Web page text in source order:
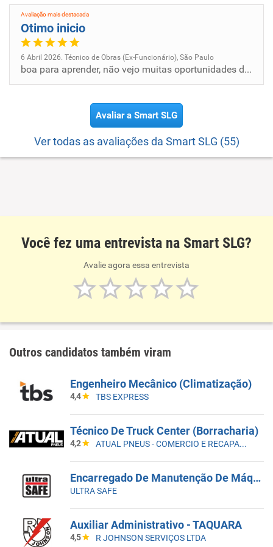
Avaliação mais destacada
Otimo inicio
6 Abril 2026. Técnico de Obras (Ex-Funcionário), São Paulo
boa para aprender, não vejo muitas oportunidades de crescimento, a empresa cumpre oque promete
Avaliar a Smart SLG
Ver todas as avaliações da Smart SLG (55)
Você fez uma entrevista na Smart SLG?
Avalie agora essa entrevista
Outros candidatos também viram
Engenheiro Mecânico (Climatização)
4,4 TBS EXPRESS
Técnico De Truck Center (Borracharia)
4,2 ATUAL PNEUS - COMERCIO E RECAPAGEM
Encarregado De Manutenção De Máquinas E Equipamentos
ULTRA SAFE
Auxiliar Administrativo - TAQUARA
4,5 R JOHNSON SERVIÇOS LTDA